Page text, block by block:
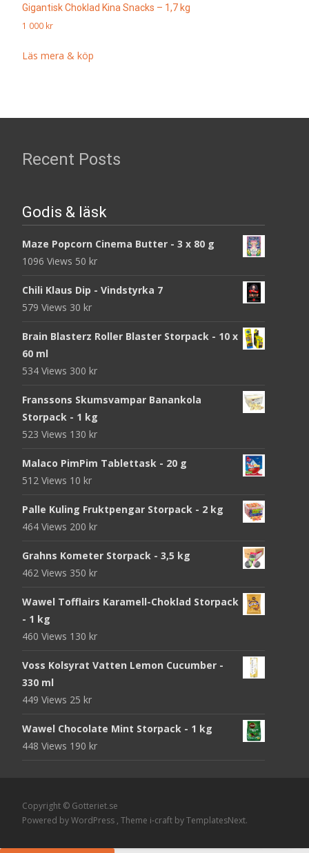
Gigantisk Choklad Kina Snacks – 1,7 kg
1 000 kr
Läs mera & köp
Recent Posts
Godis & läsk
Maze Popcorn Cinema Butter - 3 x 80 g
1096 Views 50 kr
Chili Klaus Dip - Vindstyrka 7
579 Views 30 kr
Brain Blasterz Roller Blaster Storpack - 10 x
60 ml
534 Views 300 kr
Franssons Skumsvampar Banankola
Storpack - 1 kg
523 Views 130 kr
Malaco PimPim Tablettask - 20 g
512 Views 10 kr
Palle Kuling Fruktpengar Storpack - 2 kg
464 Views 200 kr
Grahns Kometer Storpack - 3,5 kg
462 Views 350 kr
Wawel Tofflairs Karamell-Choklad Storpack
- 1 kg
460 Views 130 kr
Voss Kolsyrat Vatten Lemon Cucumber -
330 ml
449 Views 25 kr
Wawel Chocolate Mint Storpack - 1 kg
448 Views 190 kr
Copyright © Gotteriet.se
Powered by WordPress , Theme i-craft by TemplatesNext.